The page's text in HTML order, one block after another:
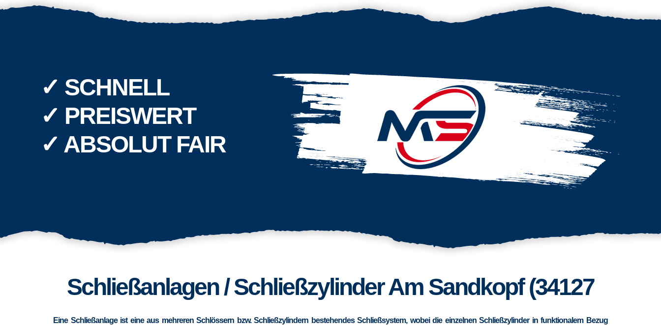
✓ SCHNELL
✓ PREISWERT
✓ ABSOLUT FAIR
Schließanlagen / Schließzylinder Am Sandkopf (34127
Eine Schließanlage ist eine aus mehreren Schlössern bzw. Schließzylindern bestehendes Schließsystem, wobei die einzelnen Schließzylinder in funktionalem Bezug